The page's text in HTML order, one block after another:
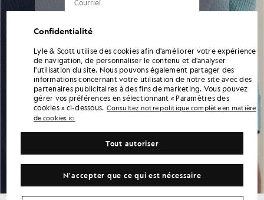
Envoyer les informations
En saisissant vos coordonnées et en vous inscrivant, vous acceptez de recevoir des
communications marketing de la part de Lyle & Scott, notamment des informations
sur les nouvelles collections, des offres exclusives, des promotions et des actualités
figurant dans les e-mails ou en contactant notre service client. Pour plus
d'informations sur la manière dont nous utilisons et protégeons vos données,
Confidentialité
Lyle & Scott utilise des cookies afin d'améliorer votre expérience
de navigation, de personnaliser le contenu et d'analyser
l'utilisation du site. Nous pouvons également partager des
informations concernant votre utilisation de notre site avec des
partenaires publicitaires à des fins de marketing. Vous pouvez
gérer vos préférences en sélectionnant « Paramètres des
cookies » ci-dessous. Consultez notre politique complète en matière
de cookies ici
N'accepter que ce qui est nécessaire
Tout autoriser